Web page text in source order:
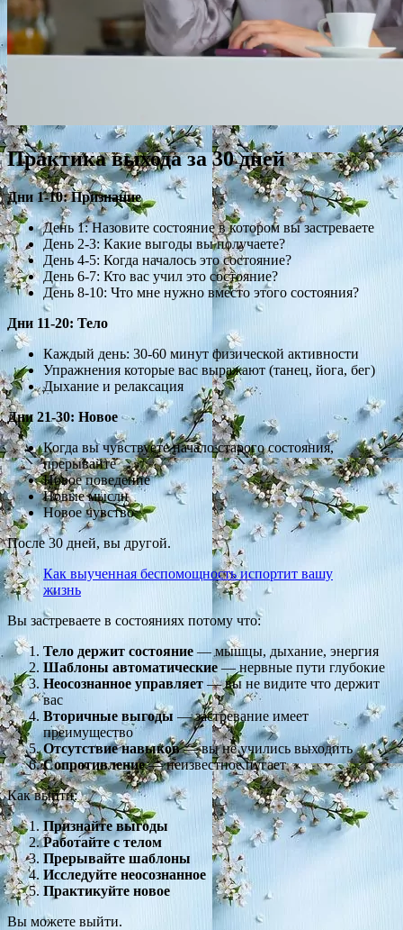
Практика выхода за 30 дней
Дни 1-10: Признание
День 1: Назовите состояние в котором вы застреваете
День 2-3: Какие выгоды вы получаете?
День 4-5: Когда началось это состояние?
День 6-7: Кто вас учил это состояние?
День 8-10: Что мне нужно вместо этого состояния?
Дни 11-20: Тело
Каждый день: 30-60 минут физической активности
Упражнения которые вас выражают (танец, йога, бег)
Дыхание и релаксация
Дни 21-30: Новое
Когда вы чувствуете начало старого состояния,
прерывайте
Новое поведение
Новые мысли
Новое чувство
После 30 дней, вы другой.
Как выученная беспомощность испортит вашу
жизнь
Вы застреваете в состояниях потому что:
Тело держит состояние— мышцы, дыхание, энергия
Шаблоны автоматические — нервные пути глубокие
Неосознанное управляет— вы не видите что держит
вас
Вторичные выгоды — застревание имеет
преимущество
Отсутствие навыков— вы не учились выходить
Сопротивление— неизвестное пугает
Как выйти:
Признайте выгоды
Работайте с телом
Прерывайте шаблоны
Исследуйте неосознанное
Практикуйте новое
Вы можете выйти.